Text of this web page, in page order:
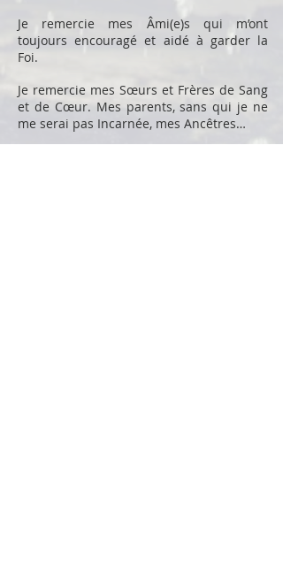
Je remercie mes Âmi(e)s qui m’ont
toujours encouragé et aidé à garder la
Foi.
Je remercie mes Sœurs et Frères de Sang
et de Cœur. Mes parents, sans qui je ne
me serai pas Incarnée, mes Ancêtres…